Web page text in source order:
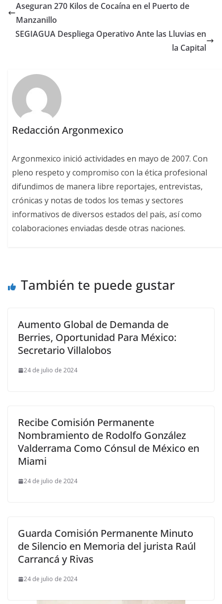
Aseguran 270 Kilos de Cocaína en el Puerto de
Manzanillo
SEGIAGUA Despliega Operativo Ante las Lluvias en
la Capital
Redacción Argonmexico
Argonmexico inició actividades en mayo de 2007. Con
pleno respeto y compromiso con la ética profesional
difundimos de manera libre reportajes, entrevistas,
crónicas y notas de todos los temas y sectores
informativos de diversos estados del país, así como
colaboraciones enviadas desde otras naciones.
También te puede gustar
Aumento Global de Demanda de
Berries, Oportunidad Para México:
Secretario Villalobos
24 de julio de 2024
Recibe Comisión Permanente
Nombramiento de Rodolfo González
Valderrama Como Cónsul de México en
Miami
24 de julio de 2024
Guarda Comisión Permanente Minuto
de Silencio en Memoria del jurista Raúl
Carrancá y Rivas
24 de julio de 2024